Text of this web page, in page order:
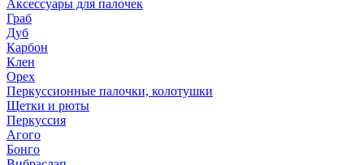
Аксессуары для палочек
Граб
Дуб
Карбон
Клен
Орех
Перкуссионные палочки, колотушки
Щетки и рюты
Перкуссия
Агого
Бонго